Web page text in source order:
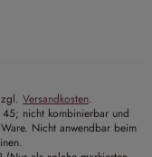
Versandkosten.
45; nicht kombinierbar und
Nicht anwendbar beim